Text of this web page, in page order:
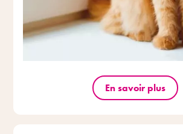
En savoir plus